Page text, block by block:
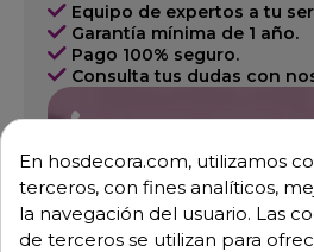
Equipo de expertos a tu
Garantía mínima de 1 año.
Pago 100% seguro.
Consulta tus dudas con
976 25 59 91
info@hosdecora.com
En hosdecora.com, utilizamos
terceros, con fines analíticos,
la navegación del usuario. Las
de terceros se utilizan para